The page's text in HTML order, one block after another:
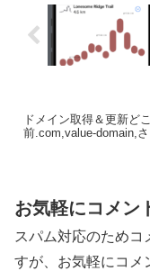
ドメイン取得＆更新ど
前.com,value-domain,
お気軽にコメン
スパム対応のためコ
すが、お気軽にコメ